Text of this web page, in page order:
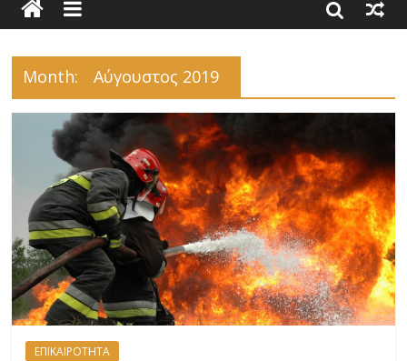
Month: Αύγουστος 2019
ΕΠΙΚΑΙΡΟΤΗΤΑ